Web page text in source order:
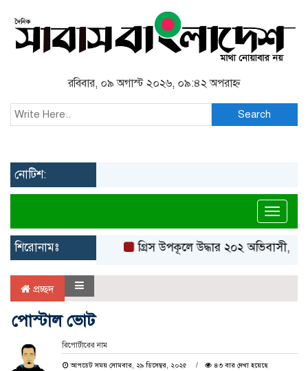
রবিবার, ০৯ অগাস্ট ২০২৬, ০৯:৪২ অপরাহ্ন
Search
নোটিশ:
শিরোনামঃ গ্রিস উপকূলে উদ্ধার ২০২ অভিবাসী,
প্রচ্ছদ
পোস্টাল ভোট
রিপোর্টারের নাম
আপডেট সময় সোমবার, ২৯ ডিসেম্বর, ২০২৫ ৪৩ বার দেখা হয়েছে